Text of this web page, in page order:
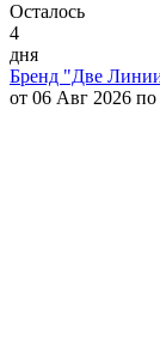
Осталось
4
дня
Бренд "Две
от 06 Авг 2026